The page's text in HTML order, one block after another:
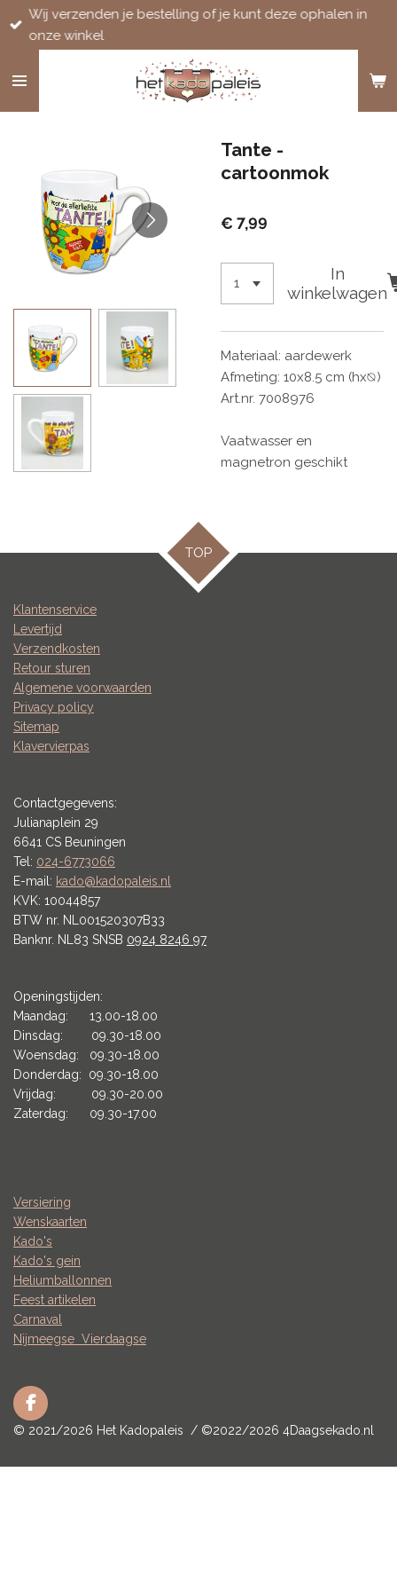
Ga
direct
de
Wij verzenden je bestelling of je kunt deze ophalen in
onze winkel
Tante -
cartoonmok
€ 7,99
In
winkelwagen
Materiaal: aardewerk
Afmeting: 10x8.5 cm (hx⦰)
Art.nr. 7008976
Vaatwasser en
magnetron geschikt
TOP
Klantenservice
Levertijd
Verzendkosten
Retour sturen
Algemene voorwaarden
Privacy policy
Sitemap
Klavervierpas
Contactgegevens:
Julianaplein 29
6641 CS Beuningen
Tel: 024-6773066
E-mail: kado@kadopaleis.nl
KVK: 10044857
BTW nr. NL001520307B33
Banknr. NL83 SNSB 0924 8246 97
Openingstijden:
Maandag: 13.00-18.00
Dinsdag: 09.30-18.00
Woensdag: 09.30-18.00
Donderdag: 09.30-18.00
Vrijdag: 09.30-20.00
Zaterdag: 09.30-17.00
Versiering
Wenskaarten
Kado's
Kado's gein
Heliumballonnen
Feest artikelen
Carnaval
Nijmeegse Vierdaagse
F
a
© 2021/2026 Het Kadopaleis / ©2022/2026 4Daagsekado.nl